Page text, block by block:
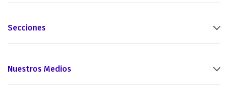
Secciones
Nuestros Medios